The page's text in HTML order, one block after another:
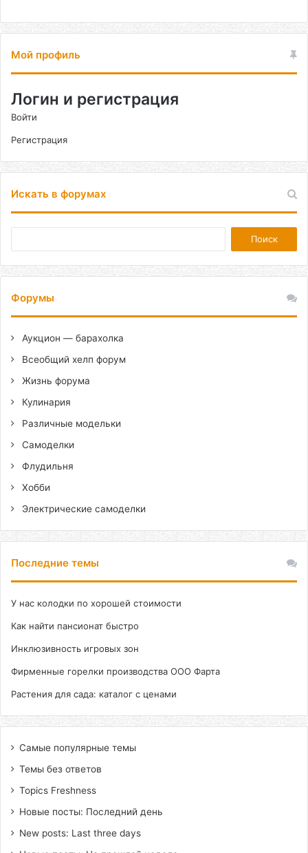
Мой профиль
Логин и регистрация
Войти
Регистрация
Искать в форумах
Форумы
Аукцион — барахолка
Всеобщий хелп форум
Жизнь форума
Кулинария
Различные модельки
Самоделки
Флудильня
Хобби
Электрические самоделки
Последние темы
У нас колодки по хорошей стоимости
Как найти пансионат быстро
Инклюзивность игровых зон
Фирменные горелки производства ООО Фарта
Растения для сада: каталог с ценами
Самые популярные темы
Темы без ответов
Topics Freshness
Новые посты: Последний день
New posts: Last three days